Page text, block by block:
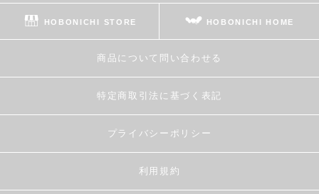
HOBONICHI STORE HOBONICHI HOME
商品について問い合わせる
特定商取引法に基づく表記
プライバシーポリシー
利用規約